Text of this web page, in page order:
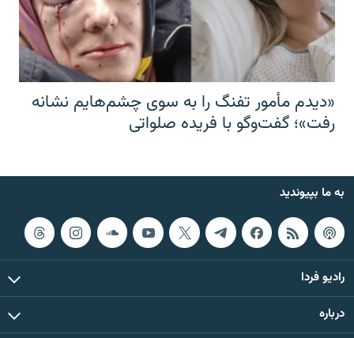
«دیدم مأمور تفنگ را به سوی چشم‌هایم نشانه
رفت»؛ گفت‌و‌گو با فریده صلواتی
به ما بپیوندید
رادیو فردا
درباره